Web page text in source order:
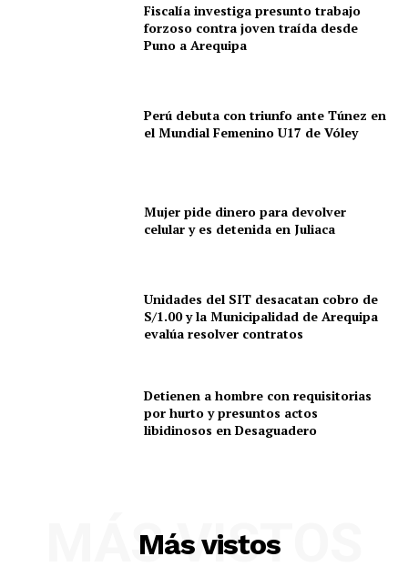
Fiscalía investiga presunto trabajo
forzoso contra joven traída desde
Puno a Arequipa
Perú debuta con triunfo ante Túnez en
el Mundial Femenino U17 de Vóley
Mujer pide dinero para devolver
celular y es detenida en Juliaca
Unidades del SIT desacatan cobro de
S/1.00 y la Municipalidad de Arequipa
evalúa resolver contratos
Detienen a hombre con requisitorias
por hurto y presuntos actos
libidinosos en Desaguadero
Más vistos
MÁS VISTOS